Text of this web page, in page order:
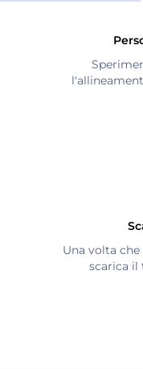
Una volta
scarica il